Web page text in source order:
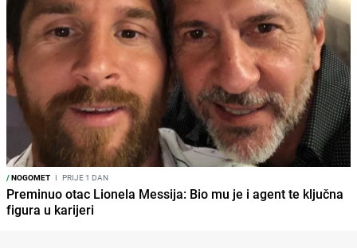
/NOGOMET I PRIJE 1 DAN
Preminuo otac Lionela Messija: Bio mu je i agent te ključna
figura u karijeri